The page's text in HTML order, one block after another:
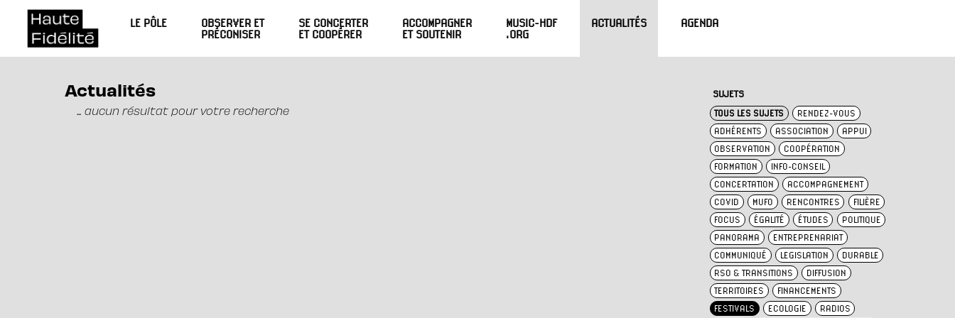
LE PÔLE
OBSERVER ET
PRÉCONISER
SE CONCERTER
ET COOPÉRER
ACCOMPAGNER
ET SOUTENIR
MUSIC-HDF
.ORG
ACTUALITÉS AGENDA
Actualités
... aucun résultat pour votre recherche
SUJETS
TOUS LES SUJETS
RENDEZ-VOUS
ADHÉRENTS
ASSOCIATION
APPUI
OBSERVATION
COOPÉRATION
FORMATION
INFO-CONSEIL
CONCERTATION
ACCOMPAGNEMENT
COVID
MUFO RENCONTRES
FILIÈRE
FOCUS
ÉGALITÉ ÉTUDES
POLITIQUE
PANORAMA
ENTREPRENARIAT
COMMUNIQUÉ
LEGISLATION
DURABLE
RSO & TRANSITIONS
DIFFUSION
TERRITOIRES
FINANCEMENTS
FESTIVALS
ECOLOGIE
RADIOS